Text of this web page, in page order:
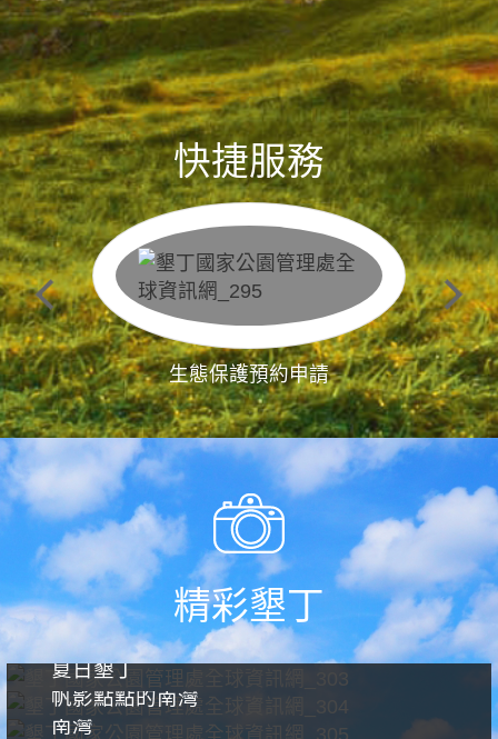
快捷服務
生態保護預約申請
精彩墾丁
夏日墾丁
帆影點點的南灣
南灣